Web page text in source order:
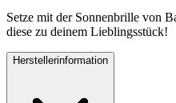
Setze mit der Sonnenbrille von
diese zu deinem Lieblingsstück!
Herstellerinformation